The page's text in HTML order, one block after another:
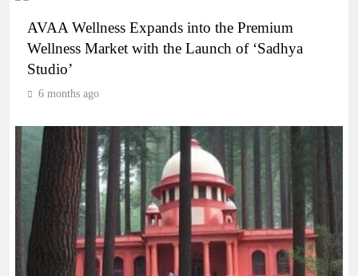
AVAA Wellness Expands into the Premium
Wellness Market with the Launch of ‘Sadhya
Studio’
6 months ago